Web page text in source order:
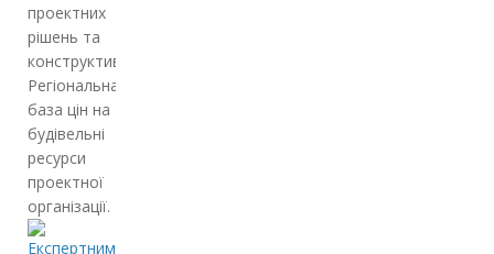
проектних
рішень та
конструктивів
Регіональна
база цін на
будівельні
ресурси
проектної
організації.